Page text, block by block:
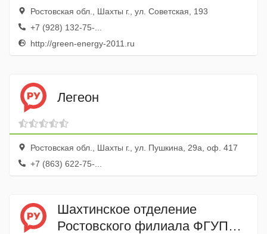
Ростовская обл., Шахты г., ул. Советская, 193
+7 (928) 132-75-...
http://green-energy-2011.ru
Легеон
Ростовская обл., Шахты г., ул. Пушкина, 29а, оф. 417
+7 (863) 622-75-...
Шахтинское отделение
Ростовского филиала ФГУП